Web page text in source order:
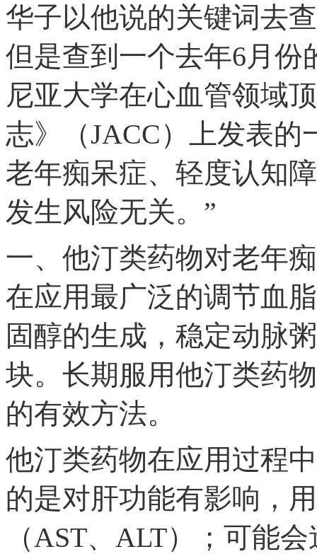
华子以他说的关键词去
但是查到一个去年6月份
尼亚大学在心血管领域
志》（JACC）上发表的
老年痴呆症、轻度认知
发生风险无关。”
一、他汀类药物对老年
在应用最广泛的调节血
固醇的生成，稳定动脉
块。长期服用他汀类药
的有效方法。
他汀类药物在应用过程
的是对肝功能有影响，
（AST、ALT）；可能